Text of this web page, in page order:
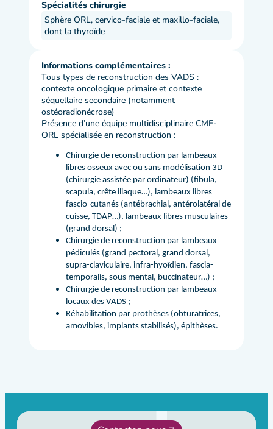
Spécialités chirurgie
Sphère ORL, cervico-faciale et maxillo-faciale,
dont la thyroïde
Informations complémentaires :
Tous types de reconstruction des VADS :
contexte oncologique primaire et contexte
séquellaire secondaire (notamment
ostéoradionécrose)
Présence d’une équipe multidisciplinaire CMF-
ORL spécialisée en reconstruction :
Chirurgie de reconstruction par lambeaux
libres osseux avec ou sans modélisation 3D
(chirurgie assistée par ordinateur) (fibula,
scapula, crête iliaque…), lambeaux libres
fascio-cutanés (antébrachial, antérolatéral de
cuisse, TDAP…), lambeaux libres musculaires
(grand dorsal) ;
Chirurgie de reconstruction par lambeaux
pédiculés (grand pectoral, grand dorsal,
supra-claviculaire, infra-hyoïdien, fascia-
temporalis, sous mental, buccinateur…) ;
Chirurgie de reconstruction par lambeaux
locaux des VADS ;
Réhabilitation par prothèses (obturatrices,
amovibles, implants stabilisés), épithèses.